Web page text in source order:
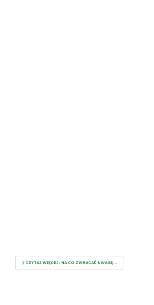
CZYTAJ WIĘCEJ: NA CO ZWRACAĆ UWAGĘ...